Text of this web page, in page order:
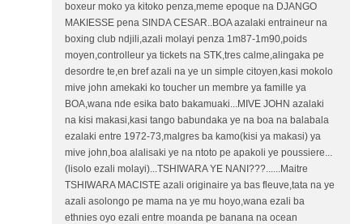
boxeur moko ya kitoko penza,meme epoque na DJANGO
MAKIESSE pena SINDA CESAR..BOA azalaki entraineur na
boxing club ndjili,azali molayi penza 1m87-1m90,poids
moyen,controlleur ya tickets na STK,tres calme,alingaka pe
desordre te,en bref azali na ye un simple citoyen,kasi mokolo
mive john amekaki ko toucher un membre ya famille ya
BOA,wana nde esika bato bakamuaki...MIVE JOHN azalaki
na kisi makasi,kasi tango babundaka ye na boa na balabala
ezalaki entre 1972-73,malgres ba kamo(kisi ya makasi) ya
mive john,boa alalisaki ye na ntoto pe apakoli ye poussiere...
(lisolo ezali molayi)...TSHIWARA YE NANI???......Maitre
TSHIWARA MACISTE azali originaire ya bas fleuve,tata na ye
azali asolongo pe mama na ye mu hoyo,wana ezali ba
ethnies oyo ezali entre moanda pe banana na ocean